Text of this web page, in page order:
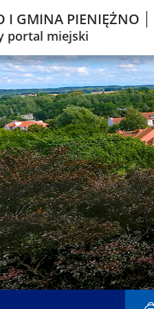
I GMINA PIENIĘŻNO
portal miejski